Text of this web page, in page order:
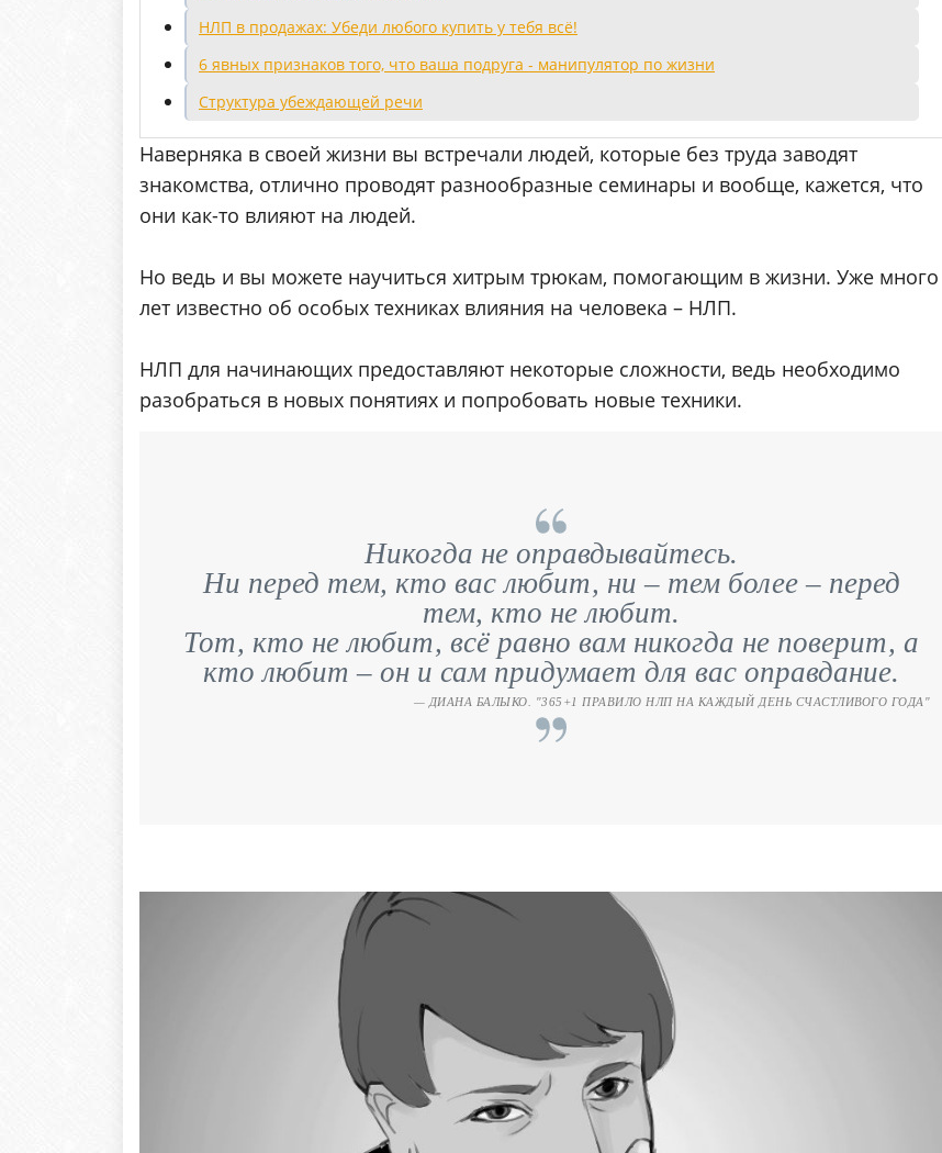
НЛП в продажах: Убеди любого купить у тебя всё!
6 явных признаков того, что ваша подруга - манипулятор по жизни
Структура убеждающей речи
Наверняка в своей жизни вы встречали людей, которые без труда заводят
знакомства, отлично проводят разнообразные семинары и вообще, кажется, что
они как-то влияют на людей.
Но ведь и вы можете научиться хитрым трюкам, помогающим в жизни. Уже много
лет известно об особых техниках влияния на человека – НЛП.
НЛП для начинающих предоставляют некоторые сложности, ведь необходимо
разобраться в новых понятиях и попробовать новые техники.
Никогда не оправдывайтесь.
Ни перед тем, кто вас любит, ни – тем более – перед
тем, кто не любит.
Тот, кто не любит, всё равно вам никогда не поверит, а
кто любит – он и сам придумает для вас оправдание.
ДИАНА БАЛЫКО. "365+1 ПРАВИЛО НЛП НА КАЖДЫЙ ДЕНЬ СЧАСТЛИВОГО ГОДА"